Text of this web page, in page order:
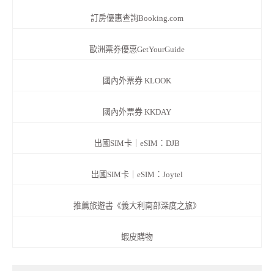
訂房優惠查詢Booking.com
歐洲票券優惠GetYourGuide
國內外票券 KLOOK
國內外票券 KKDAY
出國SIM卡｜eSIM：DJB
出國SIM卡｜eSIM：Joytel
推薦旅遊書《義大利南部深度之旅》
蝦皮購物